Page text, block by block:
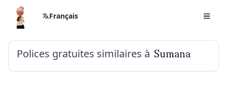
Français
Polices gratuites similaires à Sumana